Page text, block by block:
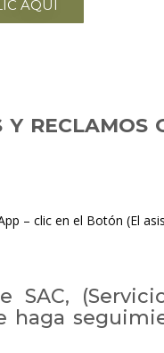
AQUÍ
Y RECLAMOS
– clic en el Botón (El
SAC,
haga